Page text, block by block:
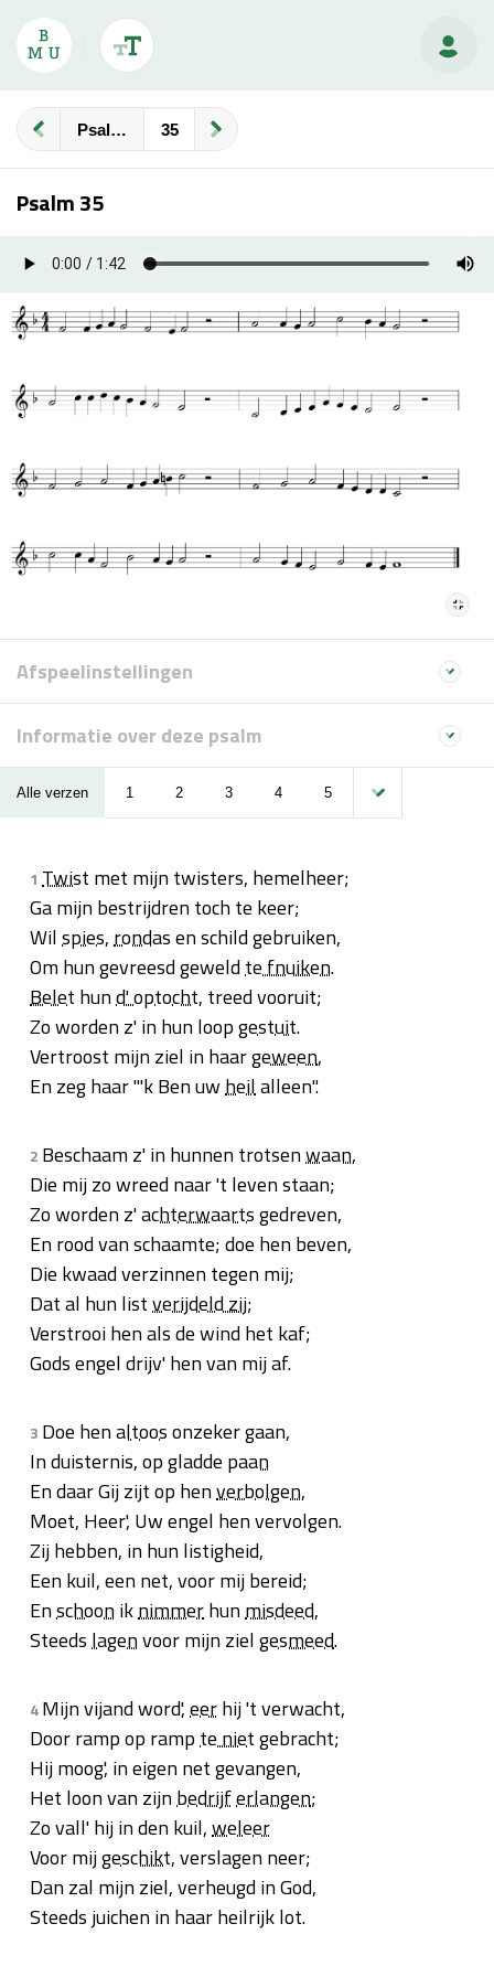
Psalmberijming
Psalm 35
Afspeelinstellingen
Informatie over deze psalm
Alle verzen 1 2 3 4 5
1 Twist met mijn twisters, hemelheer;
Ga mijn bestrijdren toch te keer;
Wilspies,rondasen schild gebruiken,
Om hun gevreesd geweldte fnuiken.
Belet hund' optocht, treed vooruit;
Zo worden z' in hun loopgestuit.
Vertroost mijn ziel in haargeween,
En zeg haar "'k Ben uwheilalleen".
2 Beschaam z' in hunnen trotsenwaan,
Die mij zo wreed naar 't leven staan;
Zo worden z'achterwaartsgedreven,
En rood van schaamte; doe hen beven,
Die kwaad verzinnen tegen mij;
Dat al hun listverijdeld zij;
Verstrooi hen als de wind het kaf;
Gods engel drijv' hen van mij af.
3 Doe henaltoosonzeker gaan,
In duisternis, op gladde paan
En daar Gij zijt op henverbolgen,
Moet, Heer', Uw engel hen vervolgen.
Zij hebben, in hun listigheid,
Een kuil, een net, voor mij bereid;
Enschooniknimmerhunmisdeed,
Steedslagenvoor mijn zielgesmeed.
4Mijn vijand word',eerhij 't verwacht,
Door ramp op rampte nietgebracht;
Hij moog', in eigen net gevangen,
Het loon van zijnbedrijferlangen;
Zo vall' hij in den kuil,weleer
Voor mijgeschikt, verslagen neer;
Dan zal mijn ziel, verheugd in God,
Steeds juichen in haar heilrijk lot.